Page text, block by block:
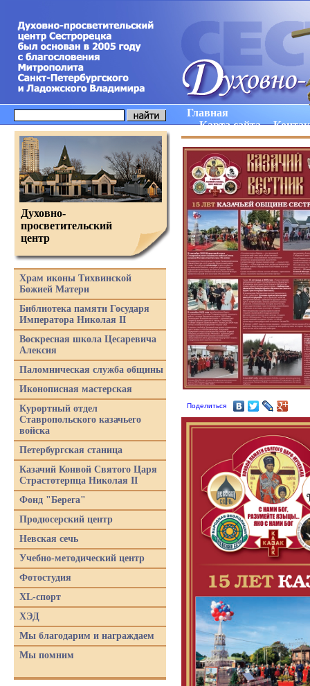
Главная
Карта сайта
Поделиться
Духовно-
просветительский
центр
Храм иконы Тихвинской
Божией Матери
Библиотека памяти Государя
Императора Николая II
Воскресная школа Цесаревича
Алексия
Паломническая служба общины
Иконописная мастерская
Курортный отдел
Ставропольского казачьего
войска
Петербургская станица
Казачий Конвой Святого Царя
Страстотерпца Николая II
Фонд "Берега"
Продюсерский центр
Невская сечь
Учебно-методический центр
Фотостудия
XL-спорт
ХЭД
Мы благодарим и награждаем
Мы помним